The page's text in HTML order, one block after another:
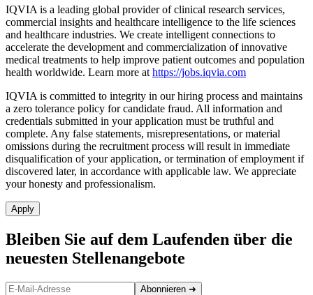
IQVIA is a leading global provider of clinical research services,
commercial insights and healthcare intelligence to the life sciences
and healthcare industries. We create intelligent connections to
accelerate the development and commercialization of innovative
medical treatments to help improve patient outcomes and population
health worldwide. Learn more at https://jobs.iqvia.com
IQVIA is committed to integrity in our hiring process and maintains
a zero tolerance policy for candidate fraud. All information and
credentials submitted in your application must be truthful and
complete. Any false statements, misrepresentations, or material
omissions during the recruitment process will result in immediate
disqualification of your application, or termination of employment if
discovered later, in accordance with applicable law. We appreciate
your honesty and professionalism.
Apply
Bleiben Sie auf dem Laufenden über die
neuesten Stellenangebote
Abonnieren ➜